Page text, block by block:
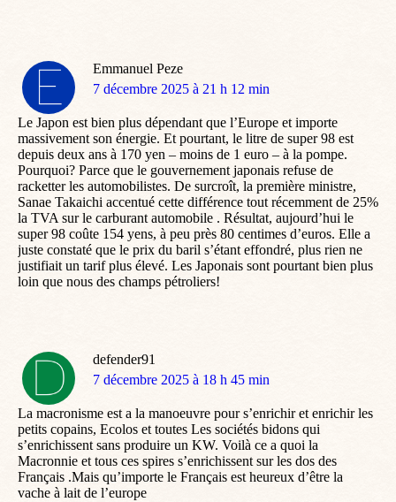
Emmanuel Peze
dit
7 décembre 2025 à 21 h 12 min
Le Japon est bien plus dépendant que l’Europe et importe
massivement son énergie. Et pourtant, le litre de super 98 est
depuis deux ans à 170 yen – moins de 1 euro – à la pompe.
Pourquoi? Parce que le gouvernement japonais refuse de
racketter les automobilistes. De surcroît, la première ministre,
Sanae Takaichi accentué cette différence tout récemment de 25%
la TVA sur le carburant automobile . Résultat, aujourd’hui le
super 98 coûte 154 yens, à peu près 80 centimes d’euros. Elle a
juste constaté que le prix du baril s’étant effondré, plus rien ne
justifiait un tarif plus élevé. Les Japonais sont pourtant bien plus
loin que nous des champs pétroliers!
defender91
dit
7 décembre 2025 à 18 h 45 min
La macronisme est a la manoeuvre pour s’enrichir et enrichir les
petits copains, Ecolos et toutes Les sociétés bidons qui
s’enrichissent sans produire un KW. Voilà ce a quoi la
Macronnie et tous ces spires s’enrichissent sur les dos des
Français .Mais qu’importe le Français est heureux d’être la
vache à lait de l’europe